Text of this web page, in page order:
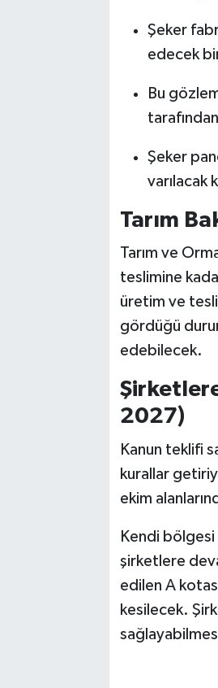
Şeker
edecek
Bu
Şeker
varılacak
Tarım
Tarım ve
teslimine
üretim ve
gördüğü
edebilecek.
2027)
Kanun teklifi
kurallar
ekim
Kendi bölgesi
şirketlere
edilen A kotası
kesilecek.